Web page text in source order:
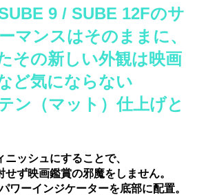
9 / SUBE 12Fのサ
マンスはそのままに、
その新しい外観は映画
ど気にならない
ン（マット）仕上げと
ッシュにすることで、
ず映画鑑賞の邪魔をしません。
ワーインジケーターを底部に配置。